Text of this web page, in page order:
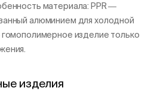
материала: PPR ―
алюминием для холодной
изделие только
изделия